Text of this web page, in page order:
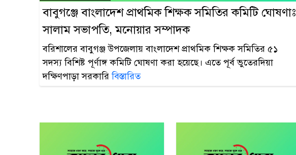
বাবুগঞ্জে বাংলাদেশ প্রাথমিক শিক্ষক সমিতির কমিটি ঘোষণাঃ
সালাম সভাপতি, মনোয়ার সম্পাদক
বরিশালের বাবুগঞ্জ উপজেলায় বাংলাদেশ প্রাথমিক শিক্ষক সমিতির ৫১
সদস্য বিশিষ্ট পূর্ণাঙ্গ কমিটি ঘোষণা করা হয়েছে। এতে পূর্ব ভুতেরদিয়া
দক্ষিণপাড়া সরকারিবিস্তারিত